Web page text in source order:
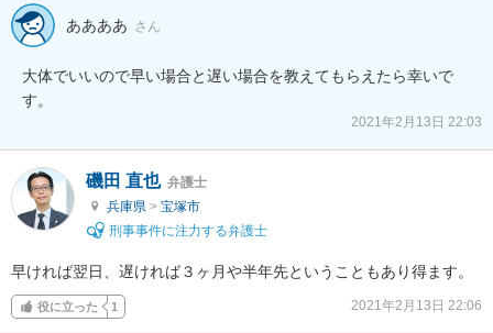
ああああ さん
大体でいいので早い場合と遅い場合を教えてもらえたら幸いで
す。
2021年2月13日 22:03
磯田 直也 弁護士
兵庫県 > 宝塚市
刑事事件に注力する弁護士
早ければ翌日、遅ければ３ヶ月や半年先ということもあり得ます。
役に立った 1 2021年2月13日 22:06